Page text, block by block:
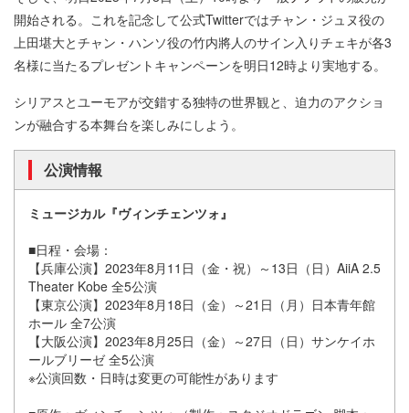
開始される。これを記念して公式Twitterではチャン・ジュヌ役の
上田堪大とチャン・ハンソ役の竹内將人のサイン入りチェキが各3
名様に当たるプレゼントキャンペーンを明日12時より実地する。
シリアスとユーモアが交錯する独特の世界観と、迫力のアクショ
ンが融合する本舞台を楽しみにしよう。
公演情報
ミュージカル『ヴィンチェンツォ』
■日程・会場：
【兵庫公演】2023年8月11日（金・祝）～13日（日）AiiA 2.5
Theater Kobe 全5公演
【東京公演】2023年8月18日（金）～21日（月）日本青年館
ホール 全7公演
【大阪公演】2023年8月25日（金）～27日（日）サンケイホ
ールブリーゼ 全5公演
※公演回数・日時は変更の可能性があります